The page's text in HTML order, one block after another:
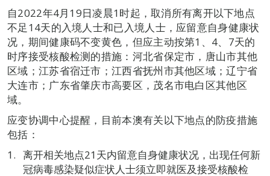
自2022年4月19日凌晨1时起，取消所有离开以下地点
不足14天的入境人士和已入境人士，应留意自身健康状
况，期间健康码不变黄色，但应主动按第1、4、7天的
时序接受核酸检测的措施：河北省保定市，唐山市其他
区域；江苏省宿迁市；江西省抚州市其他区域；辽宁省
大连市；广东省肇庆市高要区，茂名市电白区其他区
域。
应变协调中心提醒，目前本澳有关以下地点的防疫措施
包括：
离开相关地点21天内留意自身健康状况，出现任何新
冠病毒感染疑似症状人士须立即就医及接受核酸检